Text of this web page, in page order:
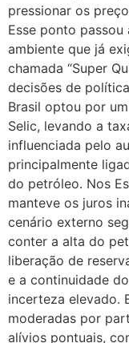
pressionar os
Esse ponto
ambiente que já
chamada “Super
decisões de
Brasil optou por
Selic, levando a
influenciada pelo
principalmente
do petróleo. Nos
manteve os juros
cenário externo
conter a alta do
liberação de
e a continuidade
incerteza elevado.
moderadas por
alívios pontuais,